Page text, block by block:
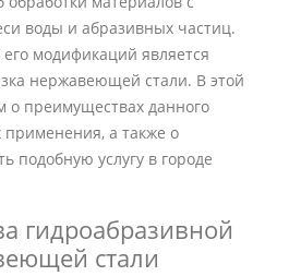
воды и абразивных частиц.
модификаций является
нержавеющей стали. В этой
о преимуществах данного
применения, а также о
подобную услугу в городе
гидроабразивной
стали